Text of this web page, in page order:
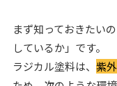
まず知っておきたい
しているか」です。
ラジカル塗料は、 紫